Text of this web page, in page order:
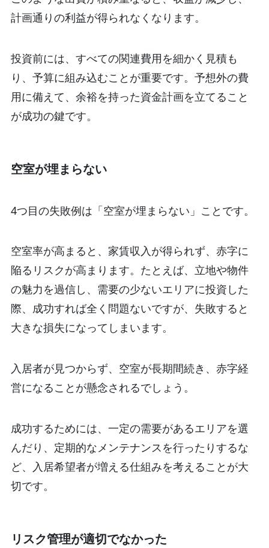
計画通りの利益が得られなくなります。
投資前には、すべての関連費用を細かく見積も
り、予算に組み込むことが重要です。予想外の費
用に備えて、余裕を持った資金計画を立てること
が成功の鍵です。
空室が埋まらない
4つ目の失敗例は「空室が埋まらない」ことです。
空室率が高まると、家賃収入が得られず、赤字に
陥るリスクが高まります。たとえば、立地や物件
の魅力を過信し、需要の少ないエリアに投資した
際、成功すれば全く問題ないですが、失敗すると
大きな損失になってしまいます。
入居者が見つからず、空室が長期間続き、赤字経
営になることが懸念されるでしょう。
成功するためには、一定の需要があるエリアを選
んだり、定期的なメンテナンスを行ったりするな
ど、入居希望者が増える仕組みを考えることが大
切です。
リスク管理が適切でなかった